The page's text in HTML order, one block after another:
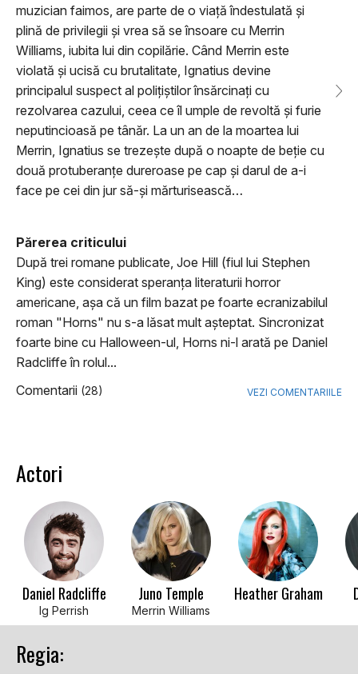
muzician faimos, are parte de o viață îndestulată și
plină de privilegii și vrea să se însoare cu Merrin
Williams, iubita lui din copilărie. Când Merrin este
violată și ucisă cu brutalitate, Ignatius devine
principalul suspect al polițiștilor însărcinați cu
rezolvarea cazului, ceea ce îl umple de revoltă și furie
neputincioasă pe tânăr. La un an de la moartea lui
Merrin, Ignatius se trezește după o noapte de beție cu
două protuberanțe dureroase pe cap și darul de a-i
face pe cei din jur să-și mărturisească…
Părerea criticului
După trei romane publicate, Joe Hill (fiul lui Stephen
King) este considerat speranţa literaturii horror
americane, aşa că un film bazat pe foarte ecranizabilul
roman "Horns" nu s-a lăsat mult aşteptat. Sincronizat
foarte bine cu Halloween-ul, Horns ni-l arată pe Daniel
Radcliffe în rolul...
Comentarii (28) VEZI COMENTARIILE
Actori
Daniel Radcliffe
Ig Perrish
Juno Temple
Merrin Williams
Heather Graham
Regia: